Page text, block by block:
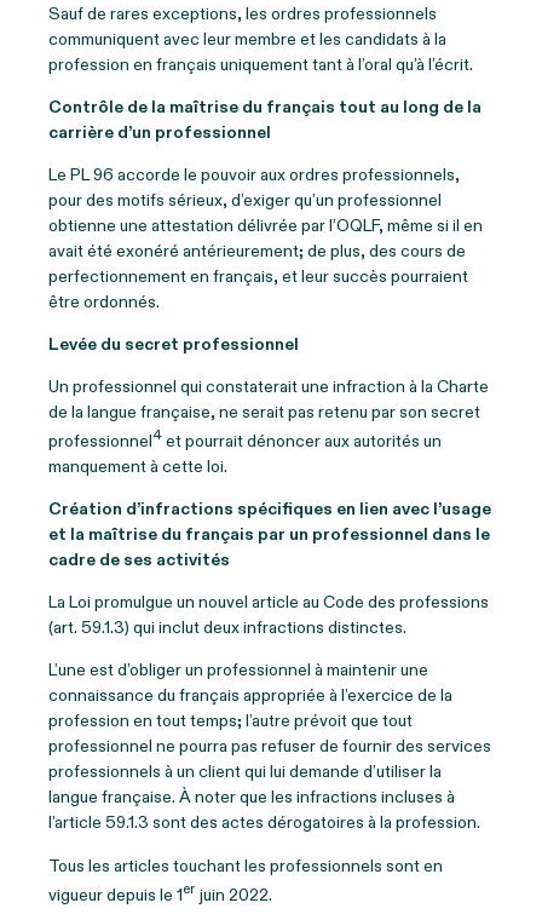
Sauf de rares exceptions, les ordres professionnels
communiquent avec leur membre et les candidats à la
profession en français uniquement tant à l’oral qu’à l’écrit.
Contrôle de la maîtrise du français tout au long de la
carrière d’un professionnel
Le PL 96 accorde le pouvoir aux ordres professionnels,
pour des motifs sérieux, d’exiger qu’un professionnel
obtienne une attestation délivrée par l’OQLF, même si il en
avait été exonéré antérieurement; de plus, des cours de
perfectionnement en français, et leur succès pourraient
être ordonnés.
Levée du secret professionnel
Un professionnel qui constaterait une infraction à la Charte
de la langue française, ne serait pas retenu par son secret
professionnel4 et pourrait dénoncer aux autorités un
manquement à cette loi.
Création d’infractions spécifiques en lien avec l’usage
et la maîtrise du français par un professionnel dans le
cadre de ses activités
La Loi promulgue un nouvel article au Code des professions
(art. 59.1.3) qui inclut deux infractions distinctes.
L’une est d’obliger un professionnel à maintenir une
connaissance du français appropriée à l’exercice de la
profession en tout temps; l’autre prévoit que tout
professionnel ne pourra pas refuser de fournir des services
professionnels à un client qui lui demande d’utiliser la
langue française. À noter que les infractions incluses à
l’article 59.1.3 sont des actes dérogatoires à la profession.
Tous les articles touchant les professionnels sont en
vigueur depuis le 1er juin 2022.